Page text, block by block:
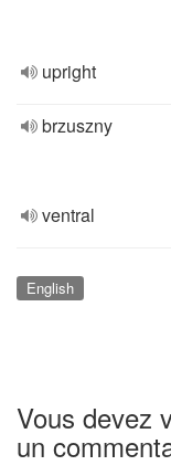
upright
brzuszny
ventral
English
Vous devez
un